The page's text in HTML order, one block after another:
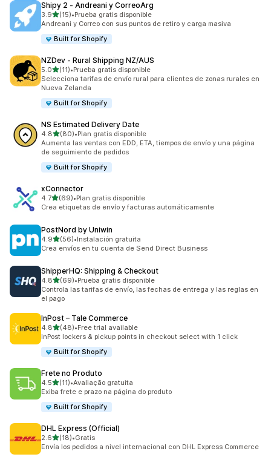
Shipy 2 ‑ Andreani y CorreoArg
3.9de 5 estrellas
(15)
15 reseñas en total
•Prueba gratis disponible
Andreani y Correo con sus puntos de retiro y carga masiva
Built for Shopify
NZDev ‑ Rural Shipping NZ/AUS
5.0de 5 estrellas
(11)
11 reseñas en total
•Prueba gratis disponible
Selecciona tarifas de envío rural para clientes de zonas rurales en
Nueva Zelanda
Built for Shopify
NS Estimated Delivery Date
4.8de 5 estrellas
(80)
80 reseñas en total
•Plan gratis disponible
Aumenta las ventas con EDD, ETA, tiempos de envío y una página
de seguimiento de pedidos
Built for Shopify
xConnector
4.7de 5 estrellas
(69)
69 reseñas en total
•Plan gratis disponible
Crea etiquetas de envío y facturas automáticamente
PostNord by Uniwin
4.9de 5 estrellas
(56)
56 reseñas en total
•Instalación gratuita
Crea envíos en tu cuenta de Send Direct Business
ShipperHQ: Shipping & Checkout
4.8de 5 estrellas
(69)
69 reseñas en total
•Prueba gratis disponible
Controla las tarifas de envío, las fechas de entrega y las reglas en
el pago
InPost – Tale Commerce
4.8de 5 estrellas
(48)
48 reseñas en total
•Free trial available
InPost lockers & pickup points in checkout select with 1 click
Built for Shopify
Frete no Produto
4.5de 5 estrellas
(11)
11 reseñas en total
•Avaliação gratuita
Exiba frete e prazo na página do produto
Built for Shopify
DHL Express (Official)
2.6de 5 estrellas
(18)
18 reseñas en total
•Gratis
Envía los pedidos a nivel internacional con DHL Express Commerce